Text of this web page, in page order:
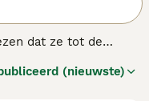
dat ze tot de
ook altijd goed in de
(nieuwste)